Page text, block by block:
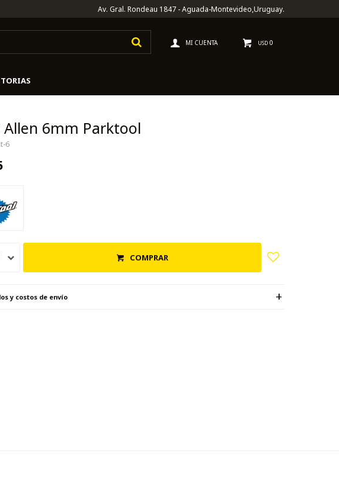
USD 0
Av. Gral. Rondeau 1847 - Aguada-Montevideo,Uruguay.
Allen 6mm Parktool
6
COMPRAR
y costos de envío